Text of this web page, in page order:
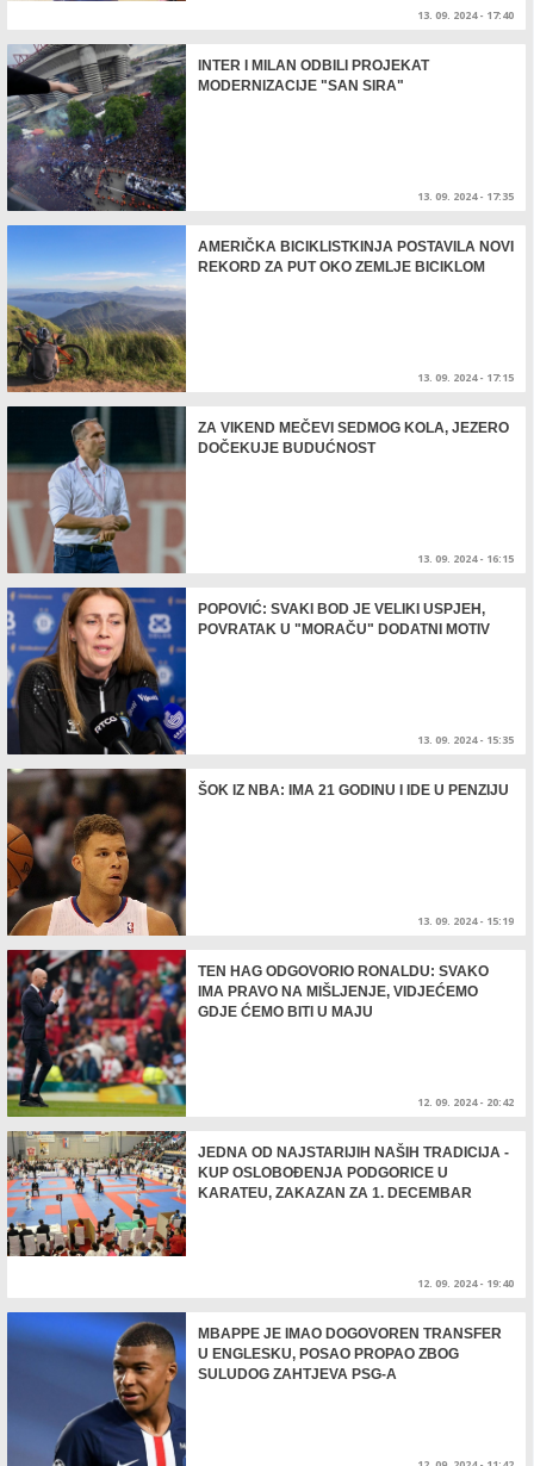
13. 09. 2024 - 17:40
INTER I MILAN ODBILI PROJEKAT
MODERNIZACIJE "SAN SIRA"
13. 09. 2024 - 17:35
AMERIČKA BICIKLISTKINJA POSTAVILA NOVI
REKORD ZA PUT OKO ZEMLJE BICIKLOM
13. 09. 2024 - 17:15
ZA VIKEND MEČEVI SEDMOG KOLA, JEZERO
DOČEKUJE BUDUĆNOST
13. 09. 2024 - 16:15
POPOVIĆ: SVAKI BOD JE VELIKI USPJEH,
POVRATAK U "MORAČU" DODATNI MOTIV
13. 09. 2024 - 15:35
ŠOK IZ NBA: IMA 21 GODINU I IDE U PENZIJU
13. 09. 2024 - 15:19
TEN HAG ODGOVORIO RONALDU: SVAKO
IMA PRAVO NA MIŠLJENJE, VIDJEĆEMO
GDJE ĆEMO BITI U MAJU
12. 09. 2024 - 20:42
JEDNA OD NAJSTARIJIH NAŠIH TRADICIJA -
KUP OSLOBOĐENJA PODGORICE U
KARATEU, ZAKAZAN ZA 1. DECEMBAR
12. 09. 2024 - 19:40
MBAPPE JE IMAO DOGOVOREN TRANSFER
U ENGLESKU, POSAO PROPAO ZBOG
SULUDOG ZAHTJEVA PSG-A